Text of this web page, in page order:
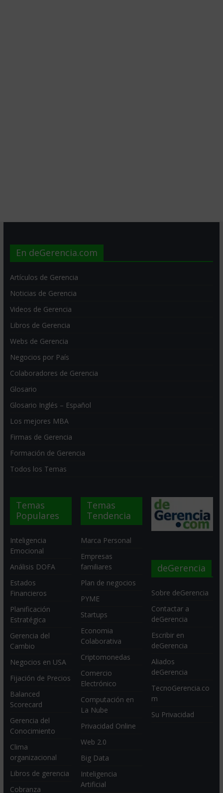
En deGerencia.com
Artículos de Gerencia
Noticias de Gerencia
Videos de Gerencia
Libros de Gerencia
Webs de Gerencia
Negocios por País
Colaboradores de Gerencia
Glosario
Glosario Inglés – Español
Los mejores MBA
Firmas de Gerencia
Formación de Gerencia
Todos los Temas
Temas
Populares
Inteligencia
Emocional
Análisis DOFA
Estados
Financieros
Planificación
Estratégica
Gerencia del
Cambio
Negocios en USA
Fijación de Precios
Balanced
Scorecard
Gerencia del
Conocimiento
Clima
organizacional
Libros de gerencia
Cobranza
Temas
Tendencia
Marca Personal
Empresas
familiares
Plan de negocios
PYME
Startups
Economia
Colaborativa
Criptomonedas
Comercio
Electrónico
Computación en
La Nube
Privacidad Online
Web 2.0
Big Data
Inteligencia
Artificial
deGerencia
Sobre deGerencia
Contactar a
deGerencia
Escribir en
deGerencia
Aliados
deGerencia
TecnoGerencia.co
m
Su Privacidad